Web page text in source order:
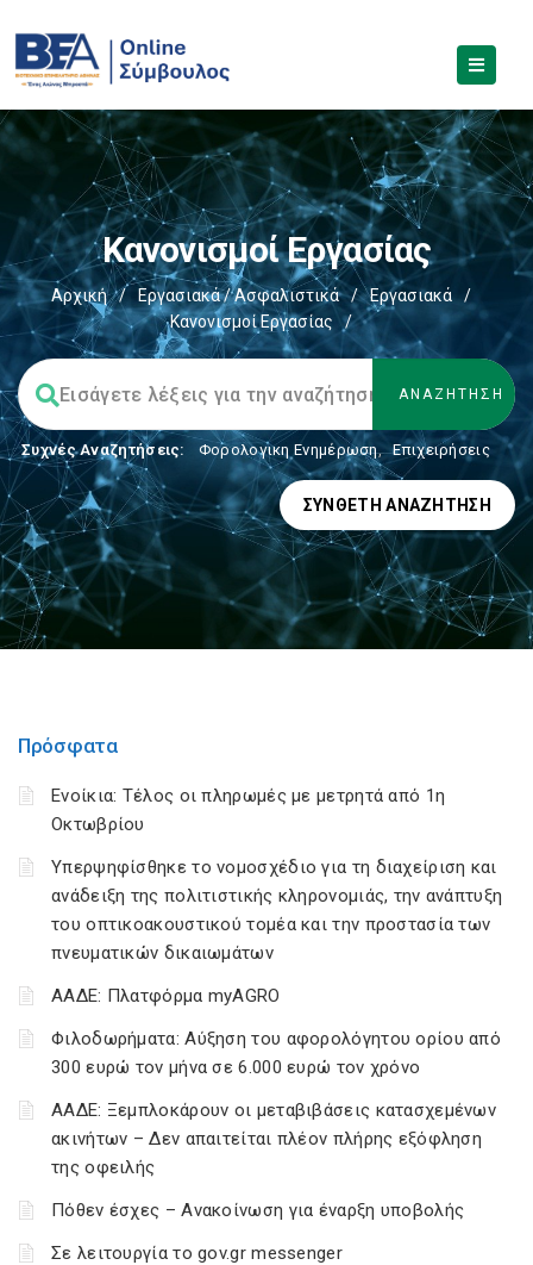
Κανονισμοί Εργασίας
Αρχική / Εργασιακά / Ασφαλιστικά / Εργασιακά
/
Κανονισμοί Εργασίας
/
Συχνές Αναζητήσεις: Φορολογικη Ενημέρωση, Επιχειρήσεις
ΣΎΝΘΕΤΗ ΑΝΑΖΉΤΗΣΗ
Πρόσφατα
Ενοίκια: Τέλος οι πληρωμές με μετρητά από 1η
Οκτωβρίου
Υπερψηφίσθηκε το νομοσχέδιο για τη διαχείριση και
ανάδειξη της πολιτιστικής κληρονομιάς, την ανάπτυξη
του οπτικοακουστικού τομέα και την προστασία των
πνευματικών δικαιωμάτων
ΑΑΔΕ: Πλατφόρμα myAGRO
Φιλοδωρήματα: Αύξηση του αφορολόγητου ορίου από
300 ευρώ τον μήνα σε 6.000 ευρώ τον χρόνο
ΑΑΔΕ: Ξεμπλοκάρουν οι μεταβιβάσεις κατασχεμένων
ακινήτων – Δεν απαιτείται πλέον πλήρης εξόφληση
της οφειλής
Πόθεν έσχες – Ανακοίνωση για έναρξη υποβολής
Σε λειτουργία το gov.gr messenger